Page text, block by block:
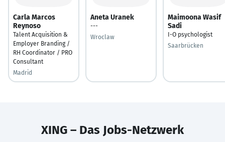
Carla Marcos
Reynoso
Talent Acquisition &
Employer Branding /
RH Coordinator / PRO
Consultant
Madrid
Aneta Uranek
---
Wroclaw
Maimoona Wasif
Sadi
I-O psychologist
Saarbrücken
XING – Das Jobs-Netzwerk